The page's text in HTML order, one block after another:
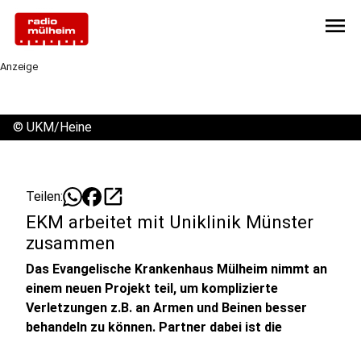
menu
Anzeige
© UKM/Heine
Teilen: open_in_new
EKM arbeitet mit Uniklinik Münster
zusammen
Das Evangelische Krankenhaus Mülheim nimmt an
einem neuen Projekt teil, um komplizierte
Verletzungen z.B. an Armen und Beinen besser
behandeln zu können. Partner dabei ist die